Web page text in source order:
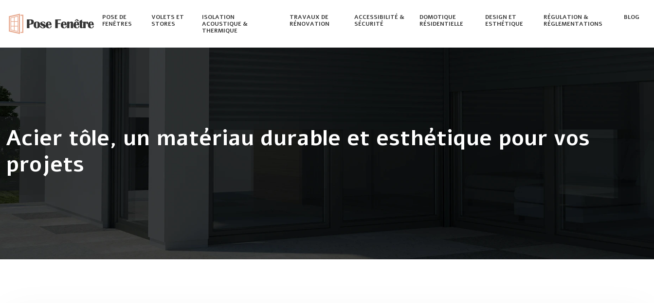
POSE DE
FENÊTRES
VOLETS ET
STORES
ISOLATION
ACOUSTIQUE &
THERMIQUE
TRAVAUX DE
RÉNOVATION
ACCESSIBILITÉ &
SÉCURITÉ
DOMOTIQUE
RÉSIDENTIELLE
DESIGN ET
ESTHÉTIQUE
RÉGULATION &
RÉGLEMENTATIONS
BLOG
Acier tôle, un matériau durable et esthétique pour vos
projets